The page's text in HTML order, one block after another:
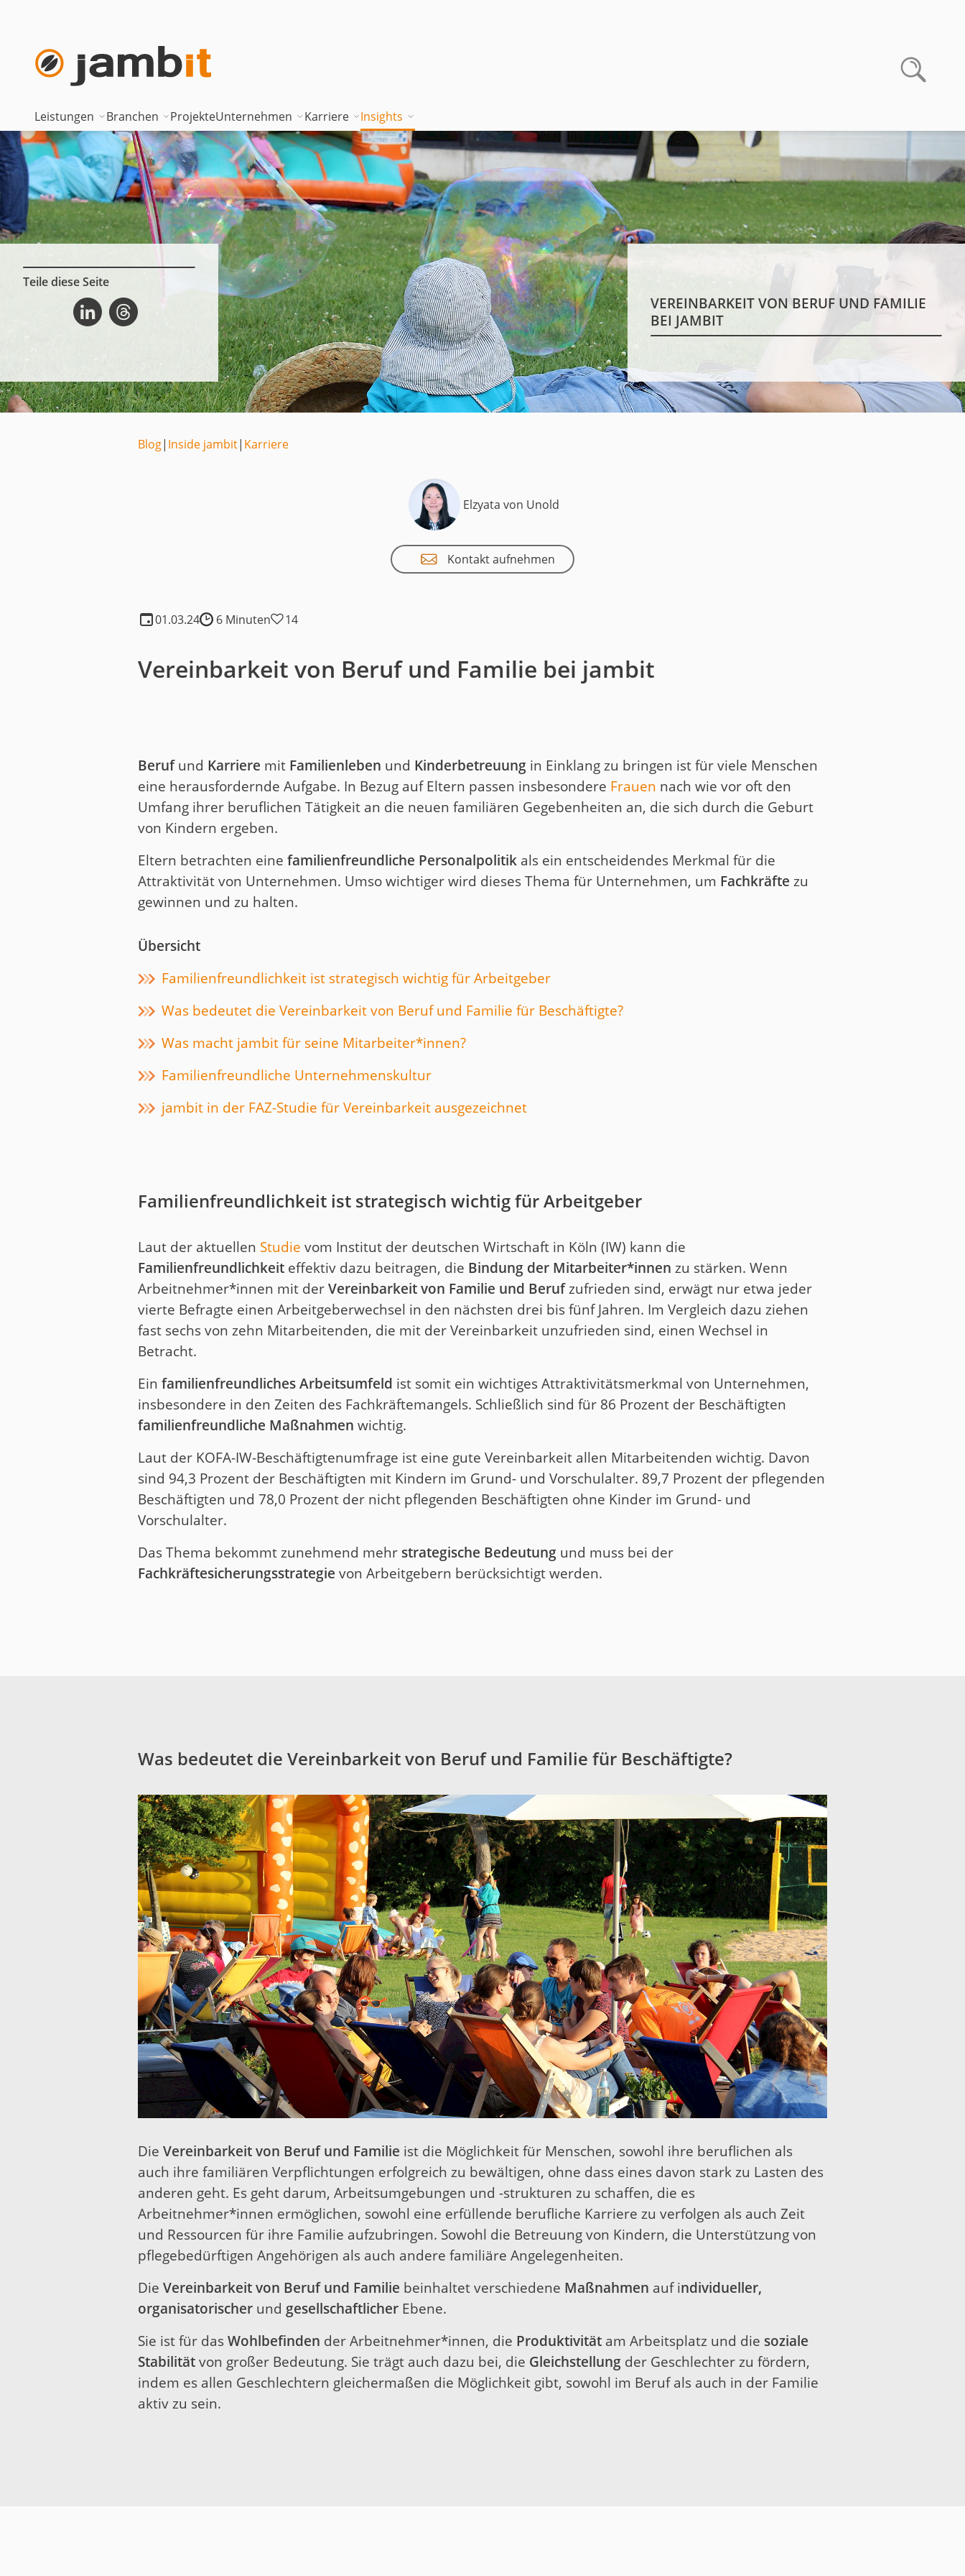
Leistungen
AI Transformation Consulting
Digital Platforms & Cloud
Data Solutions
AI Assisted Development
Security & Compliance
Technisches Portfolio
Branchen
Automotive
Banken & Versicherungen
Energie
Gesundheitswesen
Logistik
ProjekteUnternehmen
Where innovation works
Geschäftsführung
Führungsteam
Standorte
Nearshoring Armenien
Unternehmensgrundsätze
Code of Conduct
Unternehmenshistorie
Karriere
Unsere Wissenskultur
jambitee sein
jambitee werden
Jobs bei jambit
Insights
Blog
Whitepaper Hub
Events
VEREINBARKEIT VON BERUF UND FAMILIE
BEI JAMBIT
Teile diese Seite
Vereinbarkeit von Beruf und Familie bei jambit auf Linkedin
Elzyata von Unold
Kontakt aufnehmen
01.03.24Lesedauer:
6 Minuten 14
Blog| Inside jambit| Karriere
Vereinbarkeit von Beruf und Familie bei jambit
Berufund Karriere mit Familienleben und Kinderbetreuung in Einklang zu bringen ist für viele Menschen
eine herausfordernde Aufgabe. In Bezug auf Eltern passen insbesondere Frauen nach wie vor oft den
Umfang ihrer beruflichen Tätigkeit an die neuen familiären Gegebenheiten an, die sich durch die Geburt
von Kindern ergeben.
Eltern betrachten eine familienfreundliche Personalpolitik als ein entscheidendes Merkmal für die
Attraktivität von Unternehmen. Umso wichtiger wird dieses Thema für Unternehmen, um Fachkräfte zu
gewinnen und zu halten.
Übersicht
Familienfreundlichkeit ist strategisch wichtig für Arbeitgeber
Was bedeutet die Vereinbarkeit von Beruf und Familie für Beschäftigte?
Was macht jambit für seine Mitarbeiter*innen?
Familienfreundliche Unternehmenskultur
jambit in der FAZ-Studie für Vereinbarkeit ausgezeichnet
Familienfreundlichkeit ist strategisch wichtig für Arbeitgeber
Laut der aktuellen Studie vom Institut der deutschen Wirtschaft in Köln (IW) kann die
Familienfreundlichkeit effektiv dazu beitragen, die Bindung der Mitarbeiter*innen zu stärken. Wenn
Arbeitnehmer*innen mit derVereinbarkeit von Familie und Berufzufrieden sind, erwägt nur etwa jeder
vierte Befragte einen Arbeitgeberwechsel in den nächsten drei bis fünf Jahren. Im Vergleich dazu ziehen
fast sechs von zehn Mitarbeitenden, die mit der Vereinbarkeit unzufrieden sind, einen Wechsel in
Betracht.
Ein familienfreundliches Arbeitsumfeld ist somit ein wichtiges Attraktivitätsmerkmal von Unternehmen,
insbesondere in den Zeiten des Fachkräftemangels. Schließlich sind für 86 Prozent der Beschäftigten
familienfreundliche Maßnahmen wichtig.
Laut der KOFA-IW-Beschäftigtenumfrage ist eine gute Vereinbarkeit allen Mitarbeitenden wichtig. Davon
sind 94,3 Prozent der Beschäftigten mit Kindern im Grund- und Vorschulalter. 89,7 Prozent der pflegenden
Beschäftigten und 78,0 Prozent der nicht pflegenden Beschäftigten ohne Kinder im Grund- und
Vorschulalter.
Das Thema bekommt zunehmend mehr strategische Bedeutung und muss bei der
Fachkräftesicherungsstrategie von Arbeitgebern berücksichtigt werden.
Was bedeutet die Vereinbarkeit von Beruf und Familie für Beschäftigte?
Die Vereinbarkeit von Beruf und Familie ist die Möglichkeit für Menschen, sowohl ihre beruflichen als
auch ihre familiären Verpflichtungen erfolgreich zu bewältigen, ohne dass eines davon stark zu Lasten des
anderen geht. Es geht darum, Arbeitsumgebungen und -strukturen zu schaffen, die es
Arbeitnehmer*innen ermöglichen, sowohl eine erfüllende berufliche Karriere zu verfolgen als auch Zeit
und Ressourcen für ihre Familie aufzubringen. Sowohl die Betreuung von Kindern, die Unterstützung von
pflegebedürftigen Angehörigen als auch andere familiäre Angelegenheiten.
Die Vereinbarkeit von Beruf und Familie beinhaltet verschiedene Maßnahmen auf individueller,
organisatorischer und gesellschaftlicher Ebene.
Sie ist für dasWohlbefinden der Arbeitnehmer*innen, die Produktivität am Arbeitsplatz und die soziale
Stabilitätvon großer Bedeutung. Sie trägt auch dazu bei, die Gleichstellung der Geschlechter zu fördern,
indem es allen Geschlechtern gleichermaßen die Möglichkeit gibt, sowohl im Beruf als auch in der Familie
aktiv zu sein.